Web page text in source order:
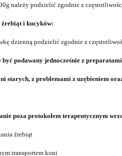
należy podzielić zgodnie z
i kucyków:
dzienną podzielić zgodnie z
być podawany jednocześnie z
starych, z problemami z uzębieniem
nie poza protokołem terapeutycznym
źrebiąt
ym transportem koni